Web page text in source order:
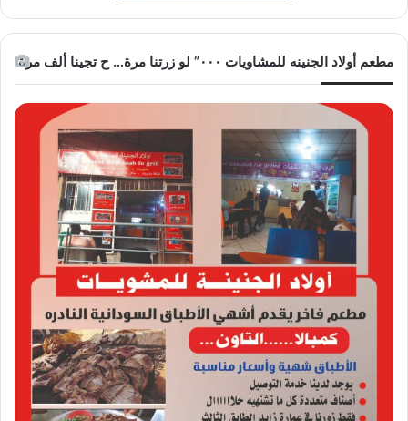
مطعم أولاد الجنينه للمشاويات ٠٠٠” لو زرتنا مرة… ح تجينا ألف مرة